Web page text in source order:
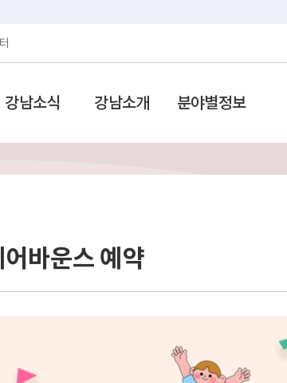
강남소식 강남소개 분야별정보
바운스 예약